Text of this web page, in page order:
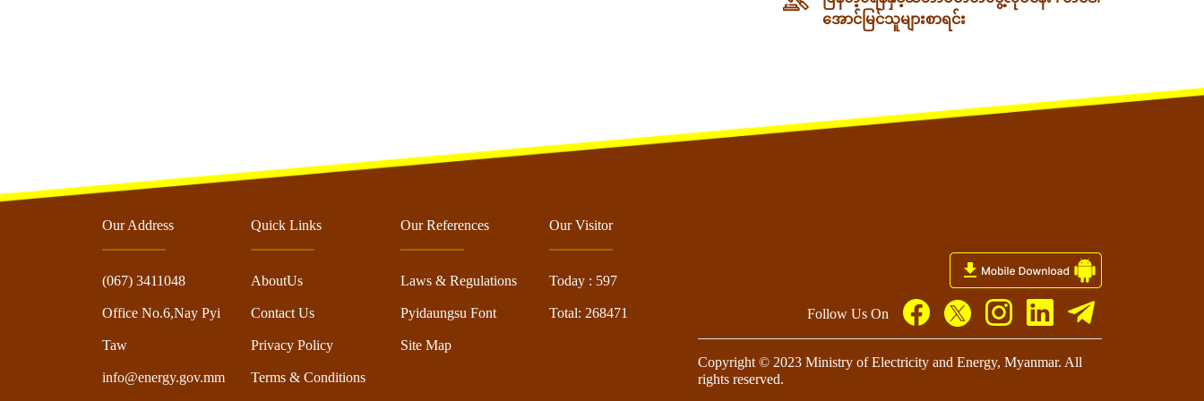
အောင်မြင်သူများစာရင်း
Our Address
(067) 3411048
Office No.6,Nay Pyi
Taw
info@energy.gov.mm
Quick Links
AboutUs
Contact Us
Privacy Policy
Terms & Conditions
Our References
Laws & Regulations
Pyidaungsu Font
Site Map
Our Visitor
Today : 597
Total: 268471 Follow Us On
Copyright © 2023 Ministry of Electricity and Energy, Myanmar. All
rights reserved.